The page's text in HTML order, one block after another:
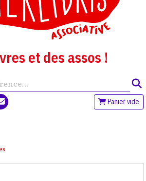
et des assos !
Panier vide